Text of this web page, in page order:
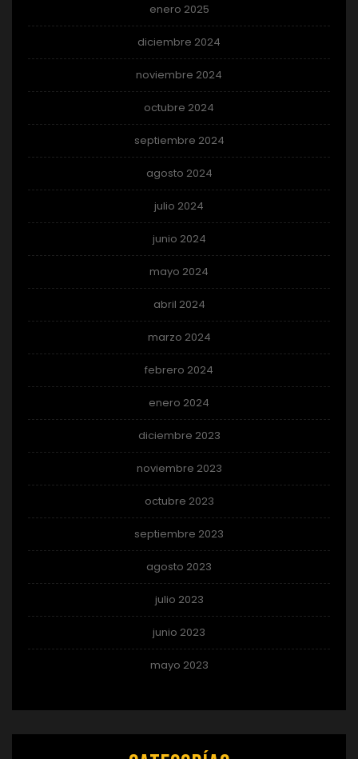
enero 2025
diciembre 2024
noviembre 2024
octubre 2024
septiembre 2024
agosto 2024
julio 2024
junio 2024
mayo 2024
abril 2024
marzo 2024
febrero 2024
enero 2024
diciembre 2023
noviembre 2023
octubre 2023
septiembre 2023
agosto 2023
julio 2023
junio 2023
mayo 2023